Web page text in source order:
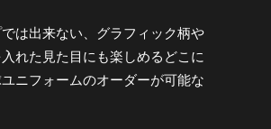
は出来ない、グラフィック柄や
れた見た目にも楽しめるどこに
ニフォームのオーダーが可能な